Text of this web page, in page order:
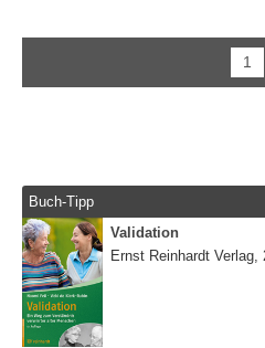
1
Buch-Tipp
Validation
Ernst Reinhardt Verlag,